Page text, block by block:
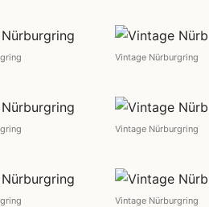
Vintage Nürburgring
Vintage Nürburgring
Vintage Nürburgring